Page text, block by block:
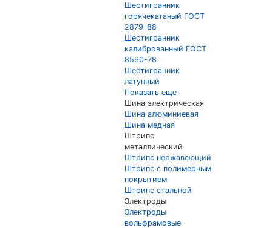
Шестигранник
горячекатаный ГОСТ
2879-88
Шестигранник
калиброванный ГОСТ
8560-78
Шестигранник
латунный
Показать еще
Шина электрическая
Шина алюминиевая
Шина медная
Штрипс
металлический
Штрипс нержавеющий
Штрипс с полимерным
покрытием
Штрипс стальной
Электроды
Электроды
вольфрамовые